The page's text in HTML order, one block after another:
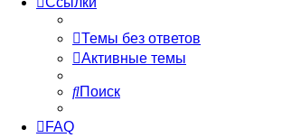
Темы без ответов
Активные темы
Поиск
FAQ